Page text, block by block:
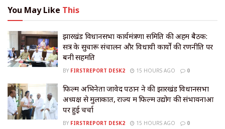
You May Like This
झारखंड विधानसभा कार्यमंत्रणा समिति की अहम बैठक:
सत्र के सुचारू संचालन और विधायी कार्यों की रणनीति पर
बनी सहमति
BY FIRSTREPORT DESK2 15 HOURS AGO 0
फिल्म अभिनेता जावेद पठान ने की झारखंड विधानसभा
अध्यक्ष से मुलाकात, राज्य में फिल्म उद्योग की संभावनाओं
पर हुई चर्चा
BY FIRSTREPORT DESK2 15 HOURS AGO 0